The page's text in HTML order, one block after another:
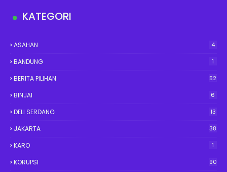
KATEGORI
ASAHAN 4
BANDUNG 1
BERITA PILIHAN 52
BINJAI 6
DELI SERDANG 13
JAKARTA 38
KARO 1
KORUPSI 90